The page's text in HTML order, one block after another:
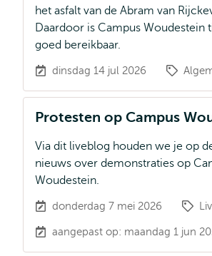
het asfalt van de Abram van
Daardoor is Campus Woudestein
goed bereikbaar.
dinsdag 14 jul 2026
Protesten op Campus
Via dit liveblog houden we je op
nieuws over demonstraties op
Woudestein.
donderdag 7 mei 2026
aangepast op: maandag 1 jun